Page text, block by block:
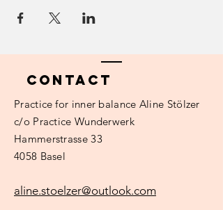
Contact
Practice for inner balance Aline Stölzer
c/o Practice Wunderwerk
Hammerstrasse 33
4058 Basel
aline.stoelzer@outlook.com